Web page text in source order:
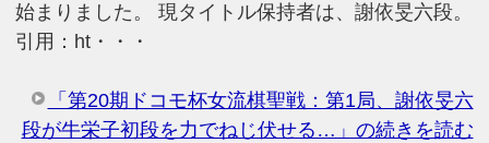
始まりました。 現タイトル保持者は、謝依旻六段。
引用：ht・・・
「第20期ドコモ杯女流棋聖戦：第1局、謝依旻六
段が牛栄子初段を力でねじ伏せる…」の続きを読む